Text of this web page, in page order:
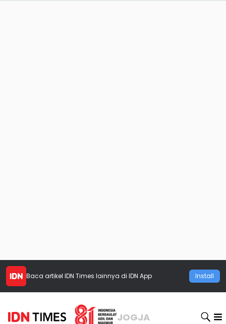
Baca artikel IDN Times lainnya di IDN App Install
JOGJA